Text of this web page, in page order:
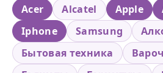
Acer Alcatel Apple
Iphone
Samsung
Бытовая техника